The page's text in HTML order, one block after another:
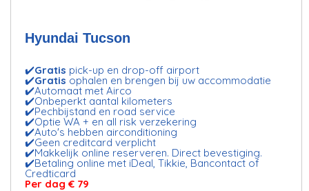
Hyundai Tucson
✔️Gratis pick-up en drop-off airport
✔️Gratis ophalen en brengen bij uw accommodatie
✔️Automaat met Airco
✔️Onbeperkt aantal kilometers
✔️Pechbijstand en road service
✔️Optie WA + en all risk verzekering
✔️Auto's hebben airconditioning
✔️Geen creditcard verplicht
✔️Makkelijk online reserveren. Direct bevestiging.
✔️Betaling online met iDeal, Tikkie, Bancontact of
Credticard
Per dag € 79